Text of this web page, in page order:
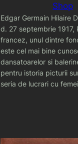
Shop
Edgar Germain Hilaire
d. 27 septembrie
francez, unul dintre
este cel mai bine
dansatoarelor si
pentru istoria picturii
seria de lucrari cu